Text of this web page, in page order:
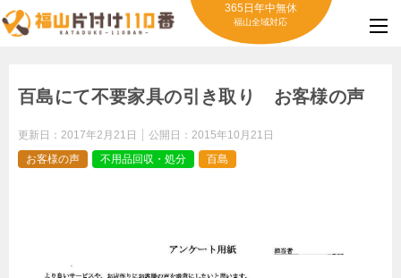
365日年中無休
福山全域対応
百島にて不要家具の引き取り お客様の声
更新日： 2017年2月21日 公開日： 2015年10月21日
お客様の声
不用品回収・処分 百島